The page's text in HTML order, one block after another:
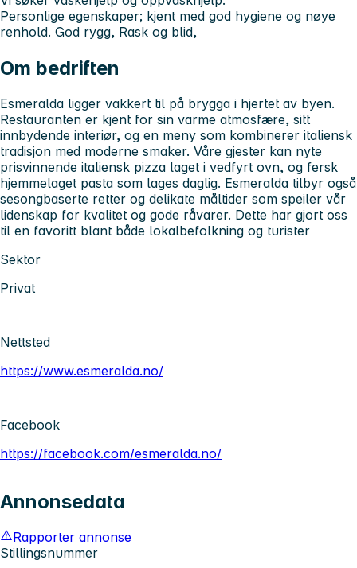
Personlige egenskaper; kjent med god hygiene og nøye
renhold. God rygg, Rask og blid,
Om bedriften
Esmeralda ligger vakkert til på brygga i hjertet av byen.
Restauranten er kjent for sin varme atmosfære, sitt
innbydende interiør, og en meny som kombinerer italiensk
tradisjon med moderne smaker. Våre gjester kan nyte
prisvinnende italiensk pizza laget i vedfyrt ovn, og fersk
hjemmelaget pasta som lages daglig. Esmeralda tilbyr også
sesongbaserte retter og delikate måltider som speiler vår
lidenskap for kvalitet og gode råvarer. Dette har gjort oss
til en favoritt blant både lokalbefolkning og turister
Sektor
Privat
Nettsted
https://www.esmeralda.no/
Facebook
https://facebook.com/esmeralda.no/
Annonsedata
Rapporter annonse
Stillingsnummer